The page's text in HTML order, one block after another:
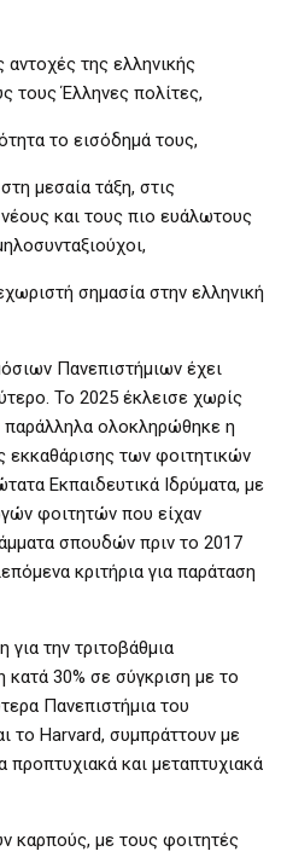
της ελληνικής
τους Έλληνες πολίτες,
το εισόδημά τους,
μεσαία τάξη, στις
και τους πιο ευάλωτους
σημασία στην ελληνική
Πανεπιστήμιων έχει
Το 2025 έκλεισε χωρίς
ολοκληρώθηκε η
εκκαθάρισης των φοιτητικών
Εκπαιδευτικά Ιδρύματα, με
φοιτητών που είχαν
σπουδών πριν το 2017
κριτήρια για παράταση
την τριτοβάθμια
κατά 30% σε σύγκριση με το
Πανεπιστήμια του
το Harvard, συμπράττουν με
και μεταπτυχιακά
καρπούς, με τους φοιτητές